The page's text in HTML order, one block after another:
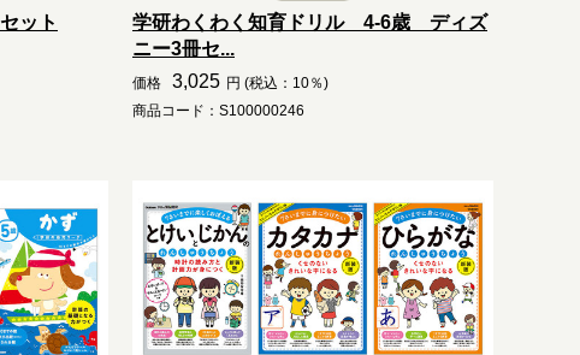
ット
学研わくわく知育ドリル 4-6歳 ディズ
ニー3冊セ...
価格 3,025 円 (税込：10％)
商品コード：S100000246